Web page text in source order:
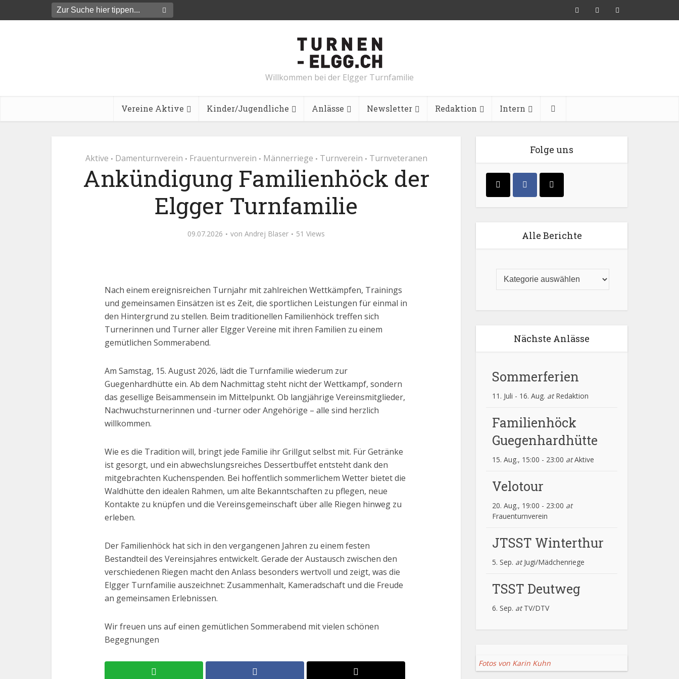
Willkommen bei der Elgger Turnfamilie
Vereine Aktive Kinder/Jugendliche Anlässe Newsletter Redaktion Intern
Aktive • Damenturnverein • Frauenturnverein • Männerriege • Turnverein • Turnveteranen
Ankündigung Familienhöck der
Elgger Turnfamilie
09.07.2026 von Andrej Blaser 51 Views
Nach einem ereignisreichen Turnjahr mit zahlreichen Wettkämpfen, Trainings
und gemeinsamen Einsätzen ist es Zeit, die sportlichen Leistungen für einmal in
den Hintergrund zu stellen. Beim traditionellen Familienhöck treffen sich
Turnerinnen und Turner aller Elgger Vereine mit ihren Familien zu einem
gemütlichen Sommerabend.
Am Samstag, 15. August 2026, lädt die Turnfamilie wiederum zur
Guegenhardhütte ein. Ab dem Nachmittag steht nicht der Wettkampf, sondern
das gesellige Beisammensein im Mittelpunkt. Ob langjährige Vereinsmitglieder,
Nachwuchsturnerinnen und -turner oder Angehörige – alle sind herzlich
willkommen.
Wie es die Tradition will, bringt jede Familie ihr Grillgut selbst mit. Für Getränke
ist gesorgt, und ein abwechslungsreiches Dessertbuffet entsteht dank den
mitgebrachten Kuchenspenden. Bei hoffentlich sommerlichem Wetter bietet die
Waldhütte den idealen Rahmen, um alte Bekanntschaften zu pflegen, neue
Kontakte zu knüpfen und die Vereinsgemeinschaft über alle Riegen hinweg zu
erleben.
Der Familienhöck hat sich in den vergangenen Jahren zu einem festen
Bestandteil des Vereinsjahres entwickelt. Gerade der Austausch zwischen den
verschiedenen Riegen macht den Anlass besonders wertvoll und zeigt, was die
Elgger Turnfamilie auszeichnet: Zusammenhalt, Kameradschaft und die Freude
an gemeinsamen Erlebnissen.
Wir freuen uns auf einen gemütlichen Sommerabend mit vielen schönen
Begegnungen
Folge uns
Alle Berichte
Nächste Anlässe
Sommerferien
11. Juli - 16. Aug. atRedaktion
Familienhöck
Guegenhardhütte
15. Aug., 15:00 - 23:00 atAktive
Velotour
20. Aug., 19:00 - 23:00 at
Frauenturnverein
JTSST Winterthur
5. Sep. atJugi/Mädchenriege
TSST Deutweg
6. Sep. atTV/DTV
Fotos von Karin Kuhn